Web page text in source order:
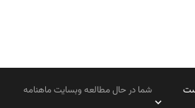
شما در حال مطالعه وبسایت ماهنامه